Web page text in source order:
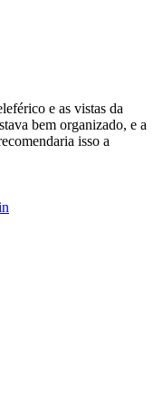
e as vistas da
bem organizado, e a
isso a